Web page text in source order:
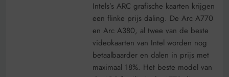
Intels’s ARC grafische kaarten krijgen
een flinke prijs daling. De Arc A770
en Arc A380, al twee van de beste
videokaarten van Intel worden nog
betaalbaarder en dalen in prijs met
maximaal 18%. Het beste model van